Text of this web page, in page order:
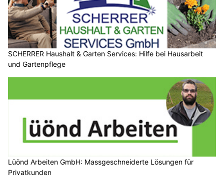
SCHERRER Haushalt & Garten Services: Hilfe bei Hausarbeit
und Gartenpflege
Lüönd Arbeiten GmbH: Massgeschneiderte Lösungen für
Privatkunden